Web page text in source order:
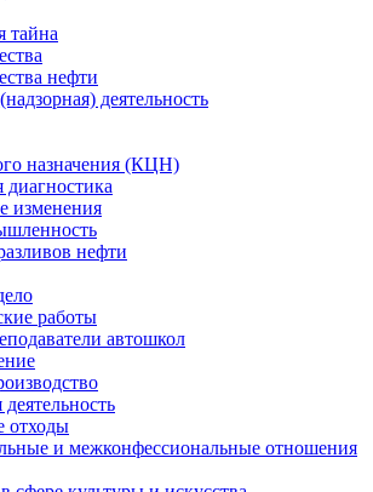
тайна
нефти
деятельность
назначения (КЦН)
диагностика
изменения
нефти
работы
автошкол
отходы
и межконфессиональные отношения